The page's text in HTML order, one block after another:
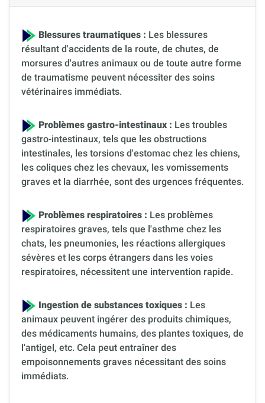
Blessures traumatiques : Les blessures
résultant d'accidents de la route, de chutes, de
morsures d'autres animaux ou de toute autre forme
de traumatisme peuvent nécessiter des soins
vétérinaires immédiats.
Problèmes gastro-intestinaux : Les troubles
gastro-intestinaux, tels que les obstructions
intestinales, les torsions d'estomac chez les chiens,
les coliques chez les chevaux, les vomissements
graves et la diarrhée, sont des urgences fréquentes.
Problèmes respiratoires : Les problèmes
respiratoires graves, tels que l'asthme chez les
chats, les pneumonies, les réactions allergiques
sévères et les corps étrangers dans les voies
respiratoires, nécessitent une intervention rapide.
Ingestion de substances toxiques : Les
animaux peuvent ingérer des produits chimiques,
des médicaments humains, des plantes toxiques, de
l'antigel, etc. Cela peut entraîner des
empoisonnements graves nécessitant des soins
immédiats.